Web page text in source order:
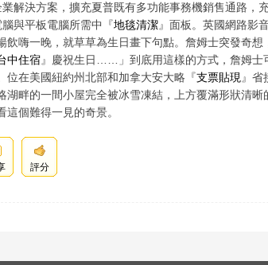
解決方案，擴充夏普既有多功能事務機銷售通路，
與平板電腦所需中『地毯清潔』面板。英國網路影
飲嗨一晚，就草草為生日畫下句點。詹姆士突發奇想
中住宿』慶祝生日……」到底用這樣的方式，詹姆士
位在美國紐約州北部和加拿大安大略『支票貼現 』省
湖畔的一間小屋完全被冰雪凍結，上方覆滿形狀清
個難得一見的奇景。
評分